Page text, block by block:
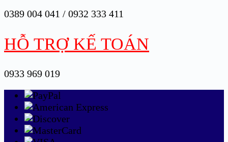
0389 004 041 / 0932 333 411
HỖ TRỢ KẾ TOÁN
0933 969 019